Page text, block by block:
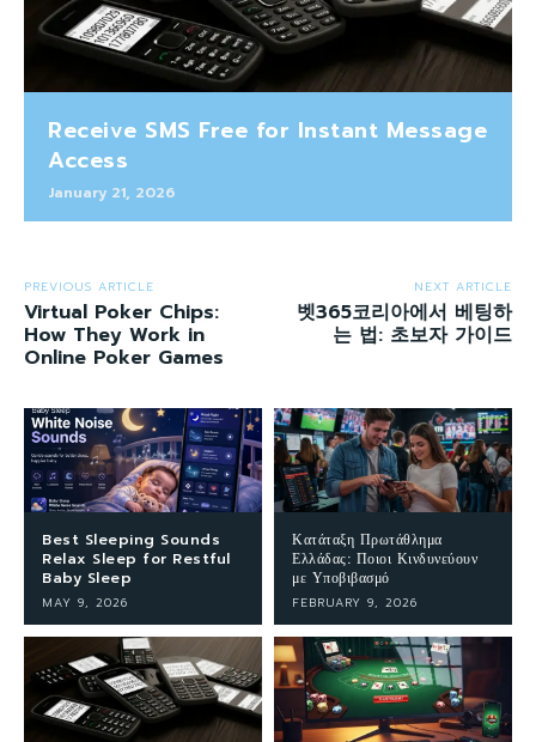
Receive SMS Free for Instant Message
Access
January 21, 2026
PREVIOUS ARTICLE
Virtual Poker Chips:
How They Work in
Online Poker Games
NEXT ARTICLE
벳365코리아에서 베팅하
는 법: 초보자 가이드
Best Sleeping Sounds
Relax Sleep for Restful
Baby Sleep
MAY 9, 2026
Κατάταξη Πρωτάθλημα
Ελλάδας: Ποιοι Κινδυνεύουν
με Υποβιβασμό
FEBRUARY 9, 2026